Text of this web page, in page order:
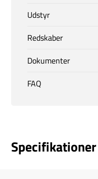
Udstyr
Redskaber
Dokumenter
FAQ
Specifikationer